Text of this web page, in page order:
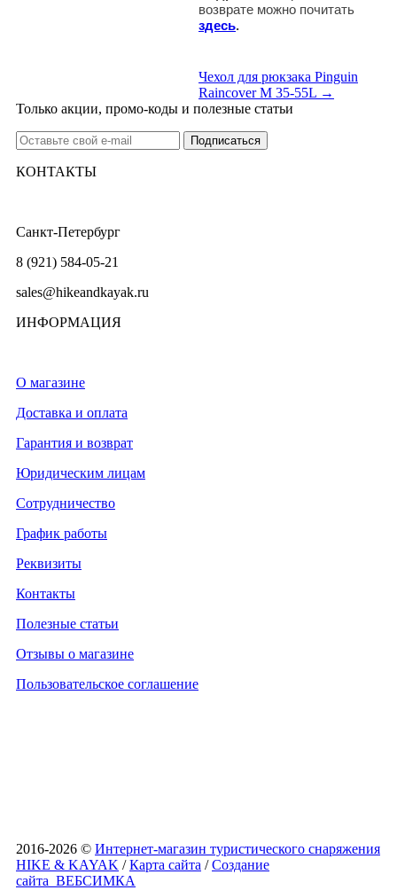
возврате можно почитать
здесь.
Чехол для рюкзака Pinguin
Raincover M 35-55L →
Только акции, промо-коды и полезные статьи
КОНТАКТЫ
Санкт-Петербург
8 (921) 584-05-21
sales@hikeandkayak.ru
ИНФОРМАЦИЯ
О магазине
Доставка и оплата
Гарантия и возврат
Юридическим лицам
Сотрудничество
График работы
Реквизиты
Контакты
Полезные статьи
Отзывы о магазине
Пользовательское соглашение
2016-2026 © Интернет-магазин туристического снаряжения
HIKE & KAYAK /Карта сайта /Создание
сайта ВЕБСИМКА